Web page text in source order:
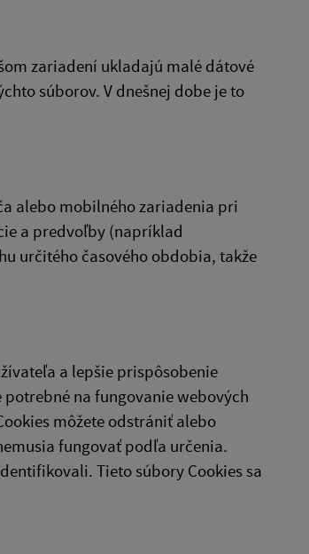
zariadení ukladajú malé dátové
súborov. V dnešnej dobe je to
alebo mobilného zariadenia pri
a predvoľby (napríklad
určitého časového obdobia, takže
a lepšie prispôsobenie
na fungovanie webových
môžete odstrániť alebo
fungovať podľa určenia.
Tieto súbory Cookies sa